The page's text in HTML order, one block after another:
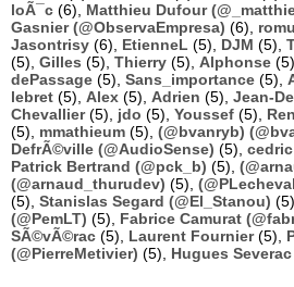
loÃ¯c (6), Matthieu Dufour
Gasnier (@ObservaEmpresa) (6), romu
Jasontrisy (6), EtienneL (5), DJM (5),
(5), Gilles (5), Thierry (5), Alphonse (5),
dePassage (5), Sans_importance (5),
lebret (5), Alex (5), Adrien (5), Jean-
Chevallier(5), jdo (5), Youssef (5),
(5), mmathieum (5), (@bvanryb)
DefrÃ©ville (@AudioSense) (5),
Patrick Bertrand (@pck_b) (5),
(@arnaud_thurudev) (5),
(5), Stanislas Segard (@El_Stanou) (5),
(@PemLT) (5), Fabrice Camurat
SÃ©vÃ©rac (5), Laurent Fournier(5),
(@PierreMetivier) (5), Hugues Severac